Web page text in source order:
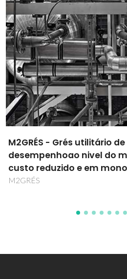
OLIVPOL - Polyurethane
thermoplastic
oxypropylated olive-
PTDC/CTM/71491/2006